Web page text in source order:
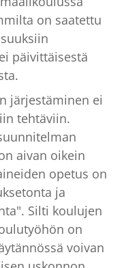
on saatettu
päivittäisestä
järjestäminen ei
tehtäviin.
aivan oikein
opetus on
ja
Silti koulujen
on
voivan